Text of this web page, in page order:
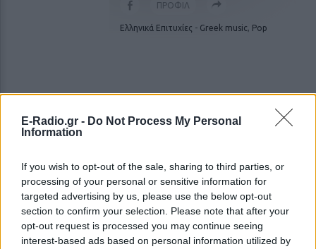
E-Radio.gr - Do Not Process My Personal
Information
If you wish to opt-out of the sale, sharing to third parties, or
processing of your personal or sensitive information for
targeted advertising by us, please use the below opt-out
section to confirm your selection. Please note that after your
opt-out request is processed you may continue seeing
interest-based ads based on personal information utilized by
ΠΡΟΦΙΛ
Ελληνικά Επιτυχίες - Greek music, Pop
ΣΗΜΕΡΑ ΡΟΗ ΠΟΛΙΤΙΣΜΟΣ ΠΡΟΓΡΑΜΜΑ